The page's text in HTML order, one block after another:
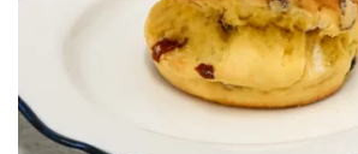
チケットプレゼント応募